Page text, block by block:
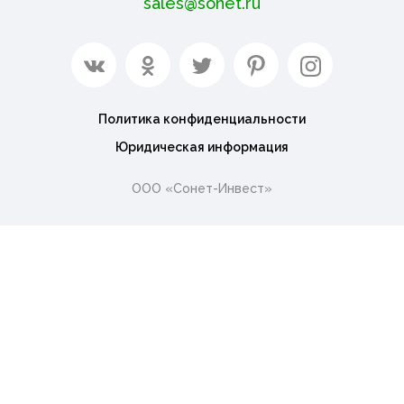
Политика конфиденциальности
Юридическая информация
ООО «Сонет-Инвест»